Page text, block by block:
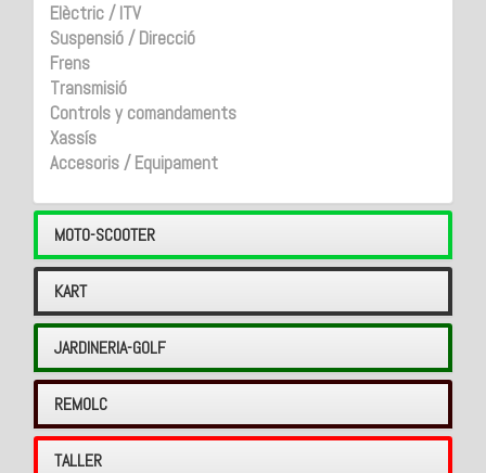
Elèctric / ITV
Suspensió / Direcció
Frens
Transmisió
Controls y comandaments
Xassís
Accesoris / Equipament
MOTO-SCOOTER
KART
JARDINERIA-GOLF
REMOLC
TALLER